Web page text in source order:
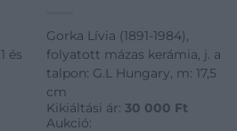
és
Gorka Lívia (1891-1984),
folyatott mázas kerámia, j. a
talpon: G.L Hungary, m: 17,5
cm
Kikiáltási ár: 30 000 Ft
Aukció: